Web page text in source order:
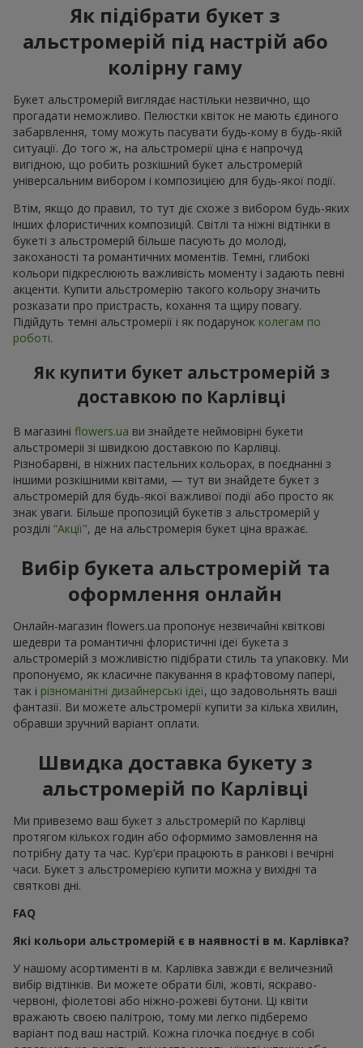
Як підібрати букет з
альстромерій під настрій або
колірну гаму
Букет альстромерій виглядає настільки незвично, що
прогадати неможливо. Пелюстки квіток не мають єдиного
забарвлення, тому можуть пасувати будь-кому в будь-якій
ситуації. До того ж, на альстромерії ціна є напрочуд
вигідною, що робить розкішний букет альстромерій
універсальним вибором і композицією для будь-якої події.
Втім, якщо до правил, то тут діє схоже з вибором будь-яких
інших флористичних композицій. Світлі та ніжні відтінки в
букеті з альстромерій більше пасують до молоді,
закоханості та романтичних моментів. Темні, глибокі
кольори підкреслюють важливість моменту і задають певні
акценти. Купити альстромерію такого кольору значить
розказати про пристрасть, кохання та щиру повагу.
Підійдуть темні альстромерії і як подарунок колегам по
роботі.
Як купити букет альстромерій з
доставкою по Карлівці
В магазині flowers.ua ви знайдете неймовірні букети
альстромеріі зі швидкою доставкою по Карлівці.
Різнобарвні, в ніжних пастельних кольорах, в поєднанні з
іншими розкішними квітами, — тут ви знайдете букет з
альстромерій для будь-якої важливої події або просто як
знак уваги. Більше пропозицій букетів з альстромерій у
розділі “Акції", де на альстромерія букет ціна вражає.
Вибір букета альстромерій та
оформлення онлайн
Онлайн-магазин flowers.ua пропонує незвичайні квіткові
шедеври та романтичні флористичні ідеї букета з
альстромерій з можливістю підібрати стиль та упаковку. Ми
пропонуємо, як класичне пакування в крафтовому папері,
так і різноманітні дизайнерські ідеї, що задовольнять ваші
фантазії. Ви можете альстромерії купити за кілька хвилин,
обравши зручний варіант оплати.
Швидка доставка букету з
альстромерій по Карлівці
Ми привеземо ваш букет з альстромерій по Карлівці
протягом кількох годин або оформимо замовлення на
потрібну дату та час. Кур’єри працюють в ранкові і вечірні
часи. Букет з альстромерією купити можна у вихідні та
святкові дні.
FAQ
Які кольори альстромерій є в наявності в м. Карлівка?
У нашому асортименті в м. Карлівка завжди є величезний
вибір відтінків. Ви можете обрати білі, жовті, яскраво-
червоні, фіолетові або ніжно-рожеві бутони. Ці квіти
вражають своєю палітрою, тому ми легко підберемо
варіант под ваш настрій. Кожна гілочка поєднує в собі